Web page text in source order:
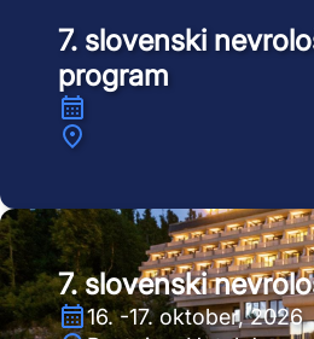
7. slovenski
program
7. slovenski
16. -17. oktober, 2026